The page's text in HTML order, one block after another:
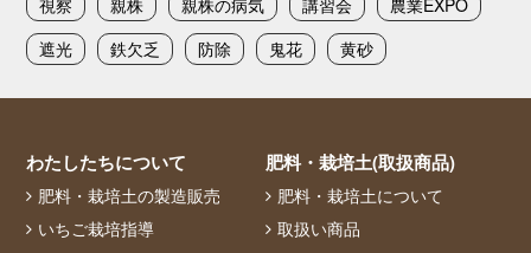
遮光
鉄欠乏 防除 鬼花 黄砂
わたしたちについて
肥料・栽培土の製造販売
いちご栽培指導
肥料・栽培土(取扱商品)
肥料・栽培土について
取扱い商品